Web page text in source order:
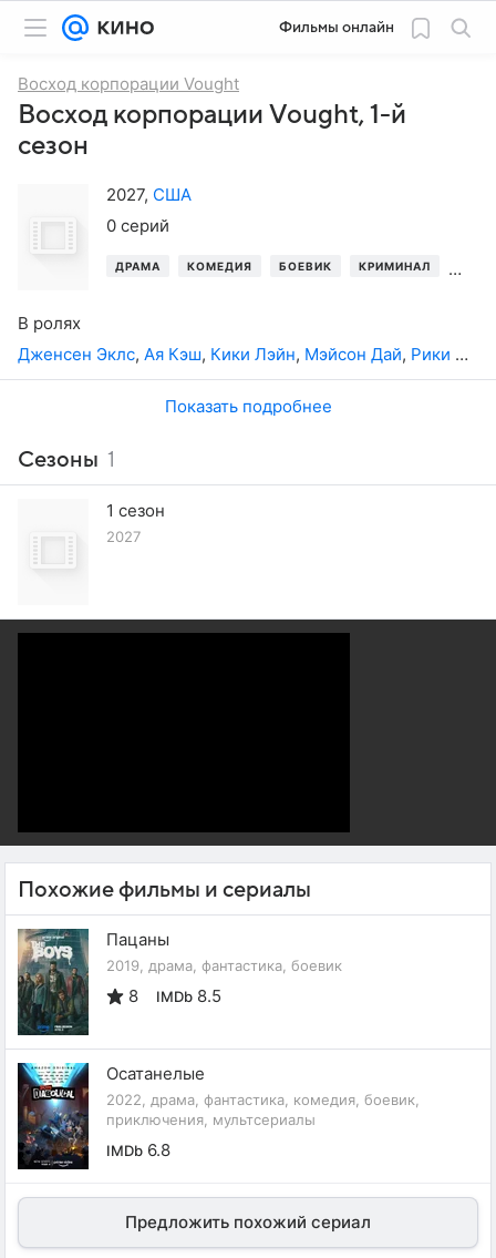
Фильмы онлайн
Восход корпорации Vought
Восход корпорации Vought, 1-й
сезон
2027, США
0 серий
ДРАМА КОМЕДИЯ БОЕВИК КРИМИНАЛ
В ролях
Дженсен Эклс, Ая Кэш, Кики Лэйн, Мэйсон Дай, Рики Стаффиери
Показать подробнее
Сезоны 1
1 сезон
2027
Похожие фильмы и сериалы
Пацаны
2019, драма, фантастика, боевик
8 IMDb 8.5
Осатанелые
2022, драма, фантастика, комедия, боевик,
приключения, мультсериалы
IMDb 6.8
Предложить похожий сериал